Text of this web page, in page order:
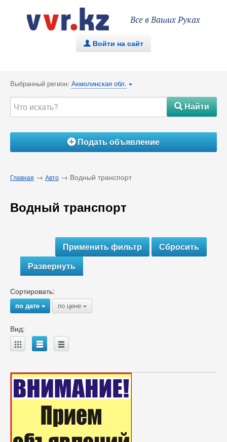
Все в Ваших Руках
. Войти на сайт
Выбранный регион: Акмолинская обл. {
#Найти
ÁПодать объявление
Главная → Авто → Водный транспорт
Водный транспорт
Развернуть
Сортировать:
по дате{ по цене {
Вид:
A B C